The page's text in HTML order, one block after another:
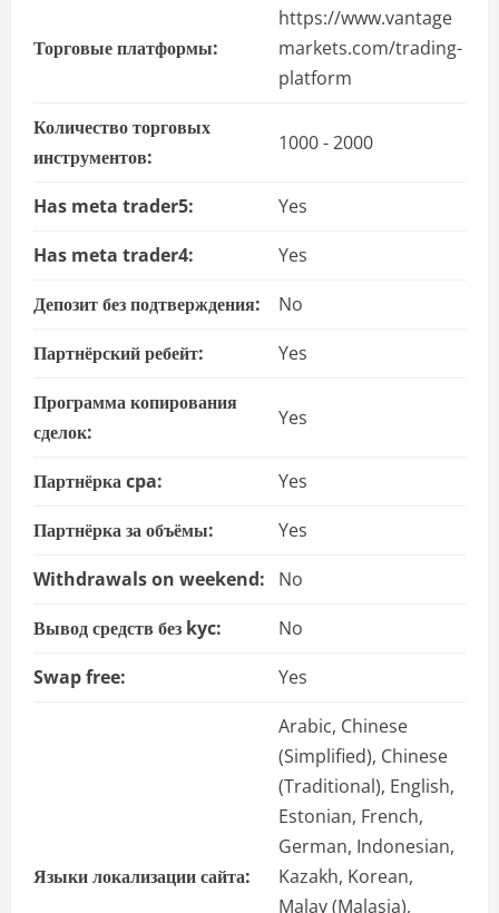
Торговые платформы:
https://www.vantage
markets.com/trading-
platform
Количество торговых
инструментов:
1000 - 2000
Has meta trader5:
Yes
Has meta trader4:
Yes
Депозит без подтверждения:
No
Партнёрский ребейт:
Yes
Программа копирования
сделок:
Yes
Партнёрка cpa:
Yes
Партнёрка за объёмы:
Yes
Withdrawals on weekend:
No
Вывод средств без kyc:
No
Swap free:
Yes
Языки локализации сайта:
Arabic, Chinese
(Simplified), Chinese
(Traditional), English,
Estonian, French,
German, Indonesian,
Kazakh, Korean,
Malay (Malasia),